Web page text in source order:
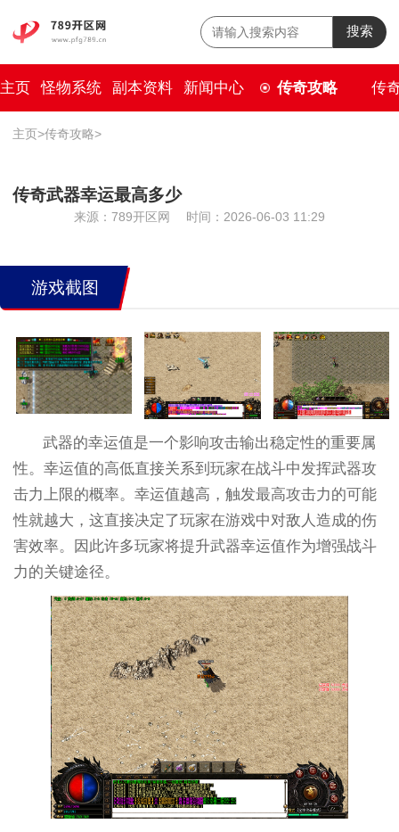
搜索
主页 怪物系统 副本资料 新闻中心 传奇攻略 传
主页>传奇攻略>
传奇武器幸运最高多少
来源：789开区网 时间：2026-06-03 11:29
游戏截图
武器的幸运值是一个影响攻击输出稳定性的重要属
性。幸运值的高低直接关系到玩家在战斗中发挥武器攻
击力上限的概率。幸运值越高，触发最高攻击力的可能
性就越大，这直接决定了玩家在游戏中对敌人造成的伤
害效率。因此许多玩家将提升武器幸运值作为增强战斗
力的关键途径。